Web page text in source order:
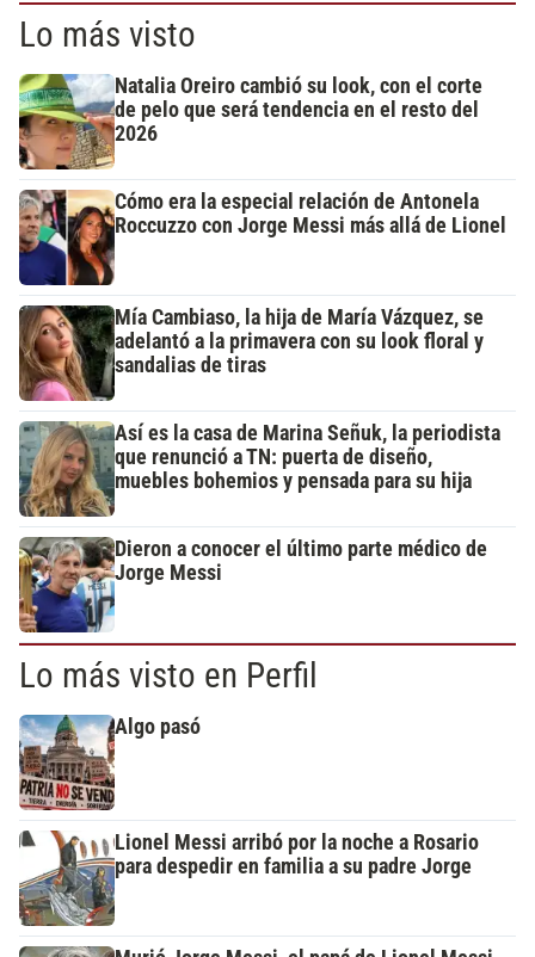
Lo más visto
Natalia Oreiro cambió su look, con el corte
de pelo que será tendencia en el resto del
2026
Cómo era la especial relación de Antonela
Roccuzzo con Jorge Messi más allá de Lionel
Mía Cambiaso, la hija de María Vázquez, se
adelantó a la primavera con su look floral y
sandalias de tiras
Así es la casa de Marina Señuk, la periodista
que renunció a TN: puerta de diseño,
muebles bohemios y pensada para su hija
Dieron a conocer el último parte médico de
Jorge Messi
Lo más visto en Perfil
Algo pasó
Lionel Messi arribó por la noche a Rosario
para despedir en familia a su padre Jorge